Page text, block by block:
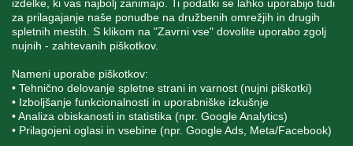
izdelke, ki vas najbolj zanimajo. Ti podatki se lahko uporabijo tudi
za prilagajanje naše ponudbe na družbenih omrežjih in drugih
spletnih mestih. S klikom na "Zavrni vse" dovolite uporabo zgolj
nujnih - zahtevanih piškotkov.
Nameni uporabe piškotkov:
• Tehnično delovanje spletne strani in varnost (nujni piškotki)
• Izboljšanje funkcionalnosti in uporabniške izkušnje
• Analiza obiskanosti in statistika (npr. Google Analytics)
• Prilagojeni oglasi in vsebine (npr. Google Ads, Meta/Facebook)
+386 1 562 21 11